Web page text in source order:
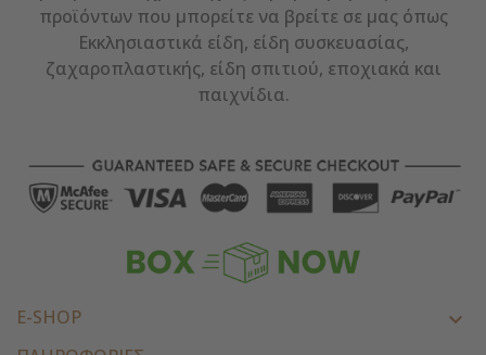
προϊόντων που μπορείτε να βρείτε σε μας όπως
Εκκλησιαστικά είδη, είδη συσκευασίας,
ζαχαροπλαστικής, είδη σπιτιού, εποχιακά και
παιχνίδια.
E-SHOP 